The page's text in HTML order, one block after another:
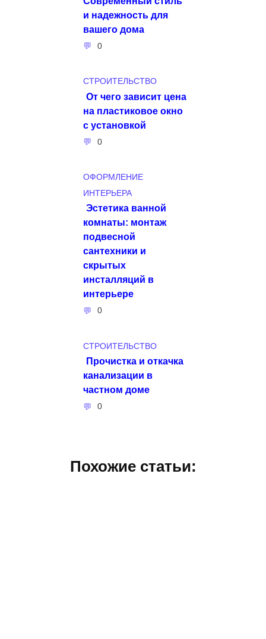
и надежность для
вашего дома
0
СТРОИТЕЛЬСТВО
От чего зависит цена
на пластиковое окно
с установкой
0
ОФОРМЛЕНИЕ
ИНТЕРЬЕРА
Эстетика ванной
комнаты: монтаж
подвесной
сантехники и
скрытых
инсталляций в
интерьере
0
СТРОИТЕЛЬСТВО
Прочистка и откачка
канализации в
частном доме
0
Похожие статьи: